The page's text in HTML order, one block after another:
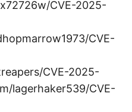
CVE-2025-
CVE-
CVE-2025-
lagerhaker539/CVE-